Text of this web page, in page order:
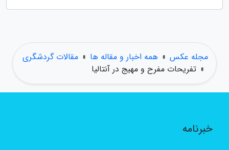
مجله عکس » همه اخبار و مقاله ها » مقالات گردشگری
» تفریحات مفرح و مهیج در آنتالیا
خبرنامه